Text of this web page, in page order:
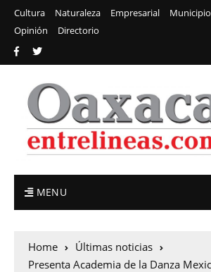
Cultura Naturaleza Empresarial
Opinión
Directorio
MENU
Home
Últimas noticias
Presenta Academia de la Danza